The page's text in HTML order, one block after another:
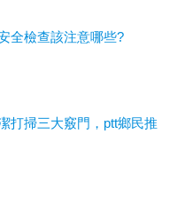
全檢查該注意哪些?
打掃三大竅門，ptt鄉民推